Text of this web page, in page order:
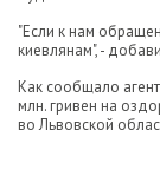
"Если к нам
киевлянам", -
Как сообщало
млн. гривен на
во Львовской